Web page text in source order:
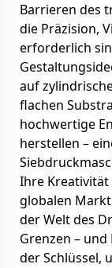
Barrieren des
die Präzision,
erforderlich
auf
flachen
hochwertige
herstellen –
Ihre
globalen
der Welt des
Grenzen –
der Schlüssel,